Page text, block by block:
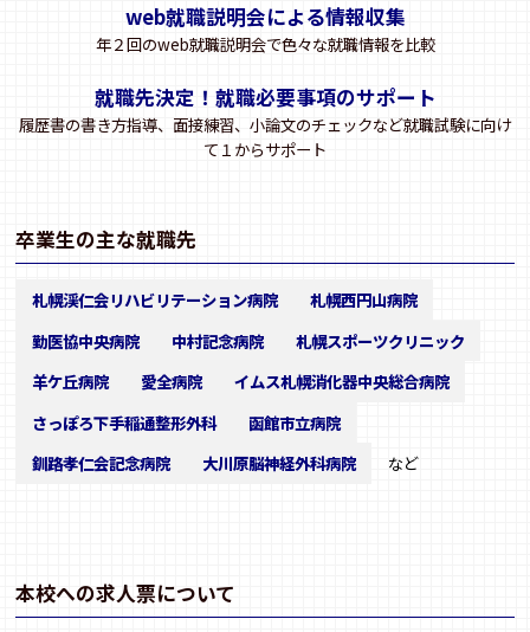
web就職説明会による情報収集
年２回のweb就職説明会で色々な就職情報を比較
就職先決定！就職必要事項のサポート
履歴書の書き方指導、面接練習、小論文のチェックなど就職試験に向け
て１からサポート
卒業生の主な就職先
札幌渓仁会リハビリテーション病院
札幌西円山病院
勤医協中央病院
中村記念病院
札幌スポーツクリニック
羊ケ丘病院
愛全病院
イムス札幌消化器中央総合病院
さっぽろ下手稲通整形外科
函館市立病院
釧路孝仁会記念病院
大川原脳神経外科病院 など
本校への求人票について